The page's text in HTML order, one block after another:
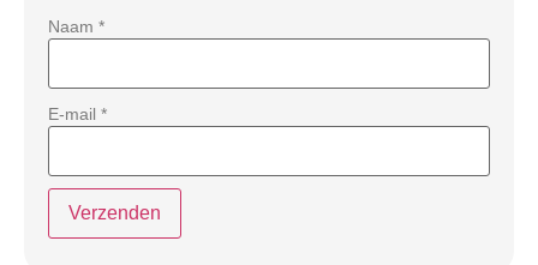
Naam *
E-mail *